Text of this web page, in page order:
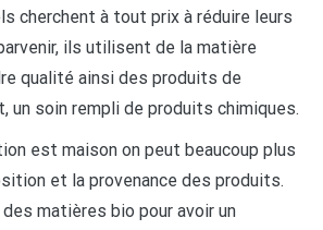
cherchent à tout prix à réduire leurs
ils utilisent de la matière
qualité ainsi des produits de
un soin rempli de produits chimiques.
est maison on peut beaucoup plus
et la provenance des produits.
matières bio pour avoir un